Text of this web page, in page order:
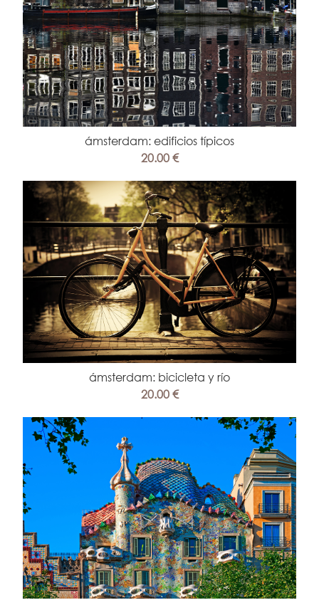
ámsterdam: edificios típicos
20.00 €
ámsterdam: bicicleta y río
20.00 €